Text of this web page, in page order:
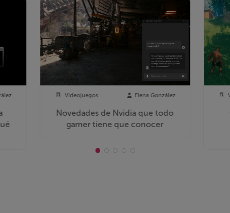
Videojuegos Elena González
Novedades de Nvidia que todo
gamer tiene que conocer